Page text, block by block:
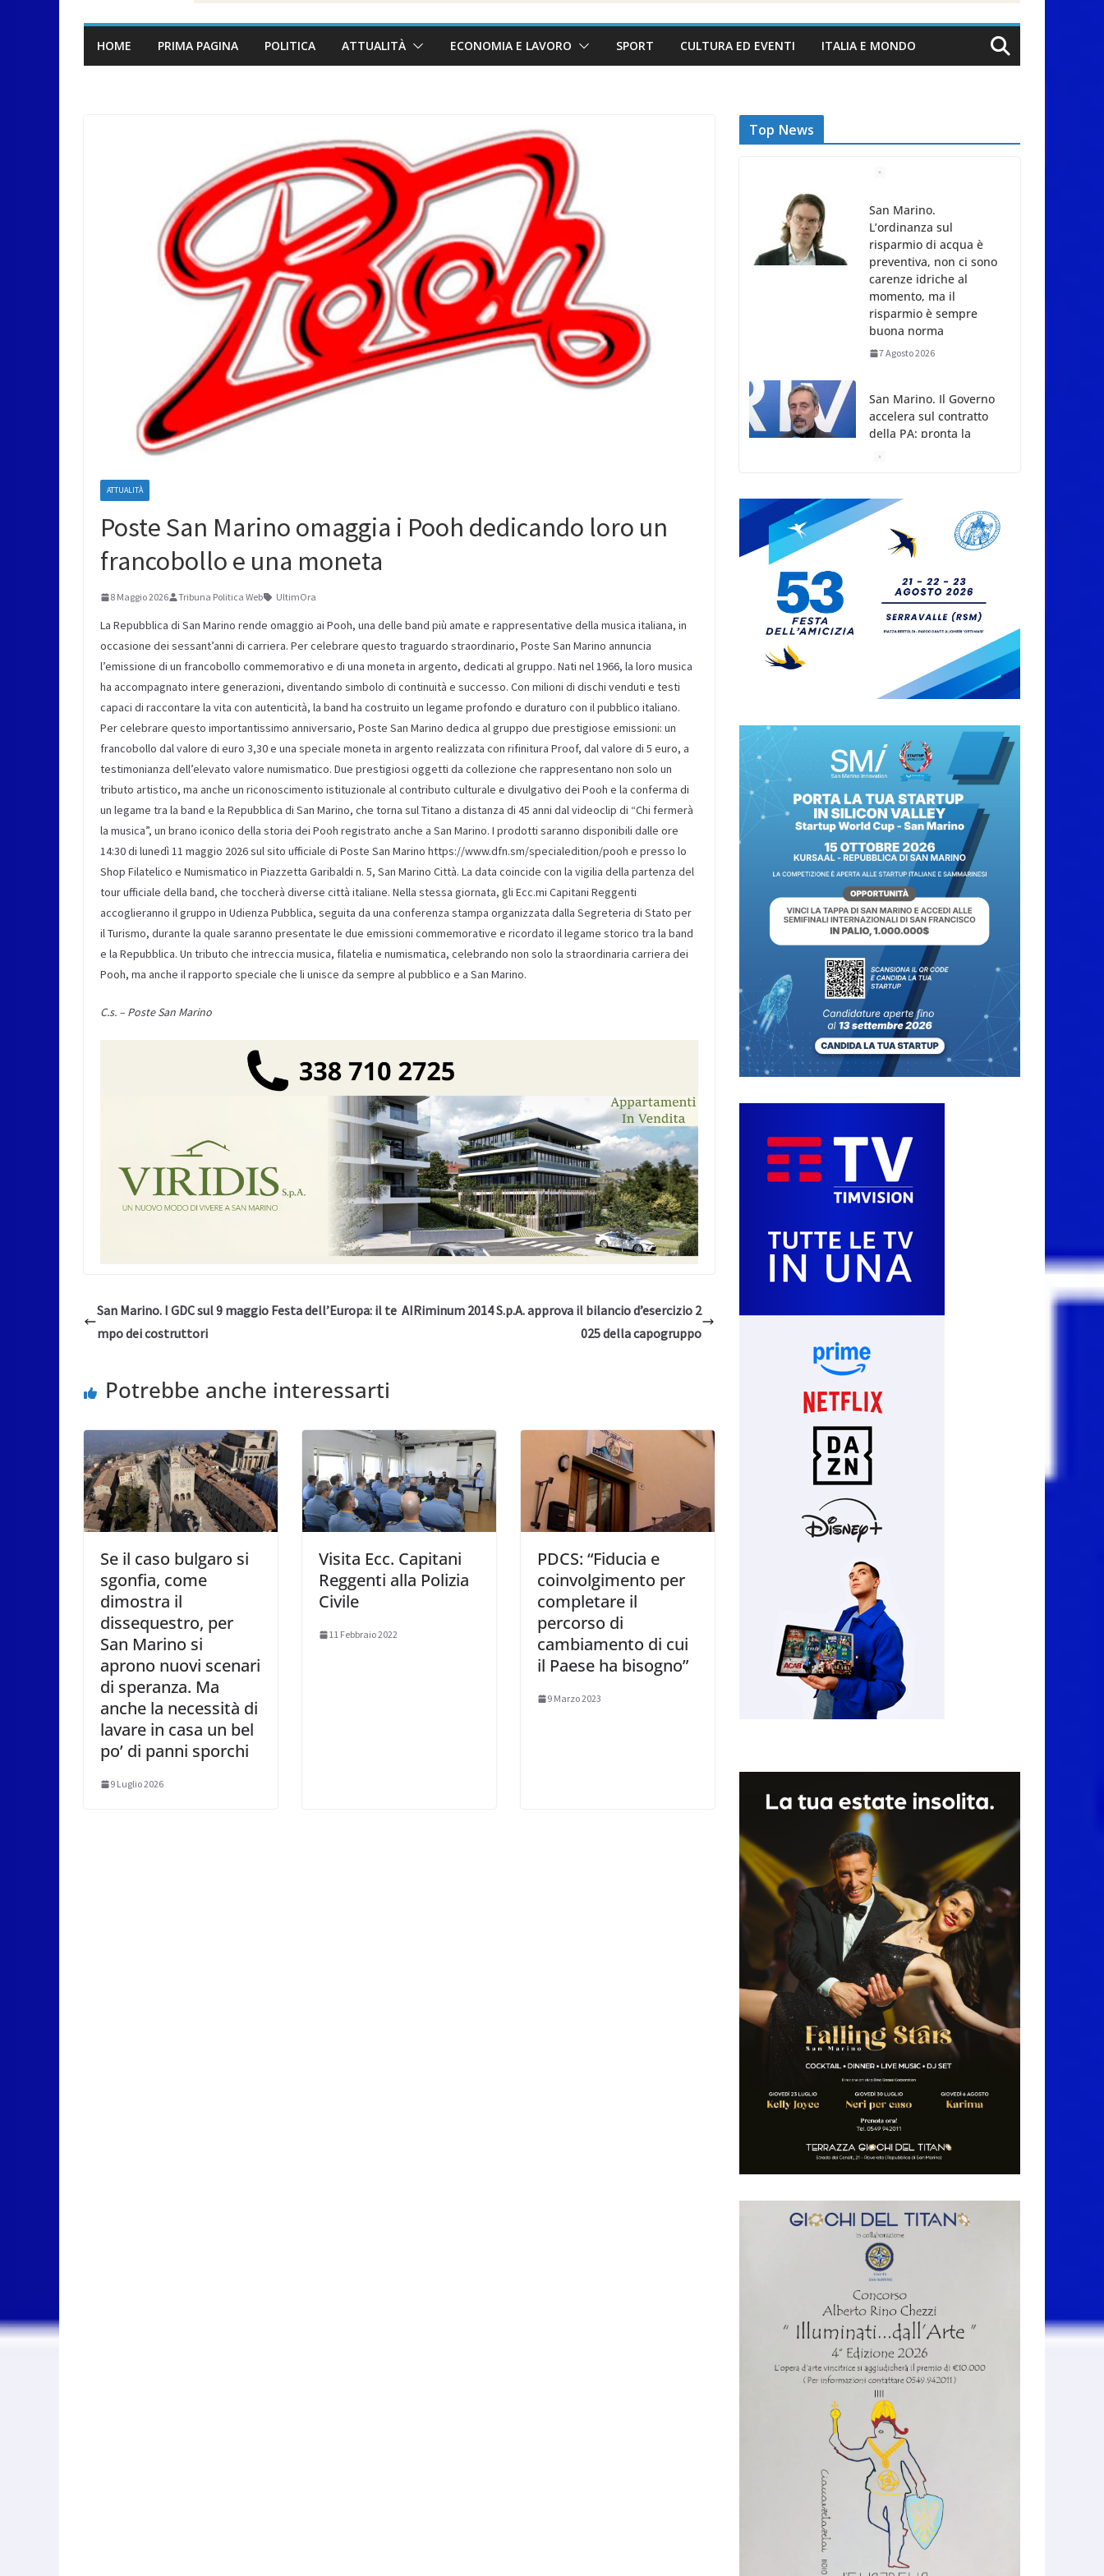
HOME PRIMA PAGINA POLITICA ATTUALITÀ ECONOMIA E LAVORO SPORT CULTURA ED EVENTI ITALIA E MONDO
ATTUALITÀ
Poste San Marino omaggia i Pooh dedicando loro un
francobollo e una moneta
8 Maggio 2026 Tribuna Politica Web UltimOra
La Repubblica di San Marino rende omaggio ai Pooh, una delle band più amate e rappresentative della musica italiana, in
occasione dei sessant’anni di carriera. Per celebrare questo traguardo straordinario, Poste San Marino annuncia
l’emissione di un francobollo commemorativo e di una moneta in argento, dedicati al gruppo. Nati nel 1966, la loro musica
ha accompagnato intere generazioni, diventando simbolo di continuità e successo. Con milioni di dischi venduti e testi
capaci di raccontare la vita con autenticità, la band ha costruito un legame profondo e duraturo con il pubblico italiano.
Per celebrare questo importantissimo anniversario, Poste San Marino dedica al gruppo due prestigiose emissioni: un
francobollo dal valore di euro 3,30 e una speciale moneta in argento realizzata con rifinitura Proof, dal valore di 5 euro, a
testimonianza dell’elevato valore numismatico. Due prestigiosi oggetti da collezione che rappresentano non solo un
tributo artistico, ma anche un riconoscimento istituzionale al contributo culturale e divulgativo dei Pooh e la conferma di
un legame tra la band e la Repubblica di San Marino, che torna sul Titano a distanza di 45 anni dal videoclip di “Chi fermerà
la musica”, un brano iconico della storia dei Pooh registrato anche a San Marino. I prodotti saranno disponibili dalle ore
14:30 di lunedì 11 maggio 2026 sul sito ufficiale di Poste San Marino https://www.dfn.sm/specialedition/pooh e presso lo
Shop Filatelico e Numismatico in Piazzetta Garibaldi n. 5, San Marino Città. La data coincide con la vigilia della partenza del
tour ufficiale della band, che toccherà diverse città italiane. Nella stessa giornata, gli Ecc.mi Capitani Reggenti
accoglieranno il gruppo in Udienza Pubblica, seguita da una conferenza stampa organizzata dalla Segreteria di Stato per
il Turismo, durante la quale saranno presentate le due emissioni commemorative e ricordato il legame storico tra la band
e la Repubblica. Un tributo che intreccia musica, filatelia e numismatica, celebrando non solo la straordinaria carriera dei
Pooh, ma anche il rapporto speciale che li unisce da sempre al pubblico e a San Marino.
C.s. – Poste San Marino
San Marino. I GDC sul 9 maggio Festa dell’Europa: il te
mpo dei costruttori
AIRiminum 2014 S.p.A. approva il bilancio d’esercizio 2
025 della capogruppo
Potrebbe anche interessarti
Se il caso bulgaro si
sgonfia, come
dimostra il
dissequestro, per
San Marino si
aprono nuovi scenari
di speranza. Ma
anche la necessità di
lavare in casa un bel
po’ di panni sporchi
9 Luglio 2026
Visita Ecc. Capitani
Reggenti alla Polizia
Civile
11 Febbraio 2022
PDCS: “Fiducia e
coinvolgimento per
completare il
percorso di
cambiamento di cui
il Paese ha bisogno”
9 Marzo 2023
Top News
L’ordinanza sul
risparmio di acqua è
preventiva, non ci sono
carenze idriche al
momento, ma il
risparmio è sempre
buona norma
7 Agosto 2026
accelera sul contratto
della PA: pronta la
proposta ai sindacati
settant’anni dal rogo di
Marcinelle: la memoria
delle vittime e la
la tutela del lavoro
7 Agosto 2026
delegazione
sammarinese ricevuta
dai Capitani
Venerucci e Jacopo
Frisoni i due
portabandiera
7 Agosto 2026
L’Associazione
Frontalieri Italia San
Marino incontra
l’Ambasciatore
Colaceci per un
confronto su diritti e
discriminazioni a
scapito dei lavoratori
7 Agosto 2026